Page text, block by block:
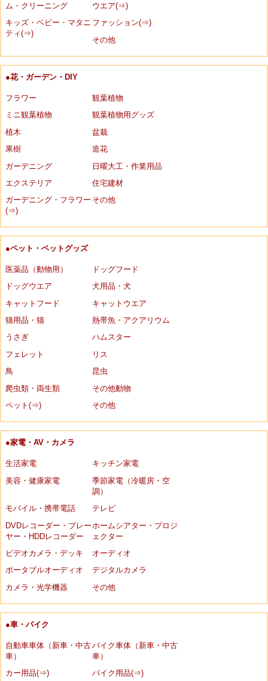
ム・クリーニング
ウエア(⇒)
キッズ・ベビー・マタニ
ティ(⇒)
ファッション(⇒)
その他
●花・ガーデン・DIY
フラワー
観葉植物
ミニ観葉植物
観葉植物用グッズ
植木
盆栽
果樹
造花
ガーデニング
日曜大工・作業用品
エクステリア
住宅建材
ガーデニング・フラワー
(⇒)
その他
●ペット・ペットグッズ
医薬品（動物用）
ドッグフード
ドッグウエア
犬用品・犬
キャットフード
キャットウエア
猫用品・猫
熱帯魚・アクアリウム
うさぎ
ハムスター
フェレット
リス
鳥
昆虫
爬虫類・両生類
その他動物
ペット(⇒)
その他
●家電・AV・カメラ
生活家電
キッチン家電
美容・健康家電
季節家電（冷暖房・空
調）
モバイル・携帯電話
テレビ
DVDレコーダー・プレー
ヤー・HDDレコーダー
ホームシアター・プロジ
ェクター
ビデオカメラ・デッキ
オーディオ
ポータブルオーディオ
デジタルカメラ
カメラ・光学機器
その他
●車・バイク
自動車車体（新車・中古
車）
バイク車体（新車・中古
車）
カー用品(⇒)
バイク用品(⇒)